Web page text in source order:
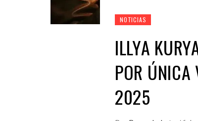
NOTICIAS
ILLYA
POR ÚNICA
2025